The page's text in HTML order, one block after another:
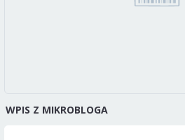
WPIS Z MIKROBLOGA